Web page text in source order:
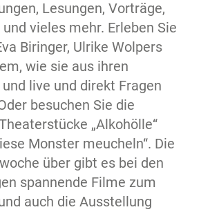
Lesungen, Vorträge,
vieles mehr. Erleben Sie
Biringer, Ulrike Wolpers
wie sie aus ihren
und live und direkt Fragen
besuchen Sie die
„Alkohölle“
Monster meucheln“. Die
über gibt es bei den
spannende Filme zum
auch die Ausstellung